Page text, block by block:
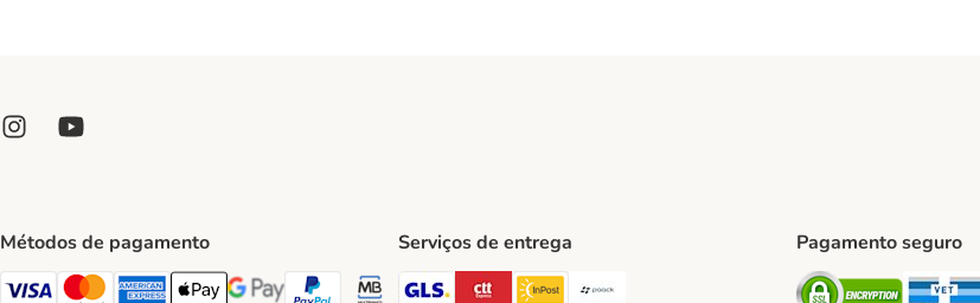
Métodos de pagamento Serviços de entrega
GLS Shipping Method
CTTExpress Shipping Method
InPost Shipping Method
Paack Shipping Method
Pagamento seguro
Security